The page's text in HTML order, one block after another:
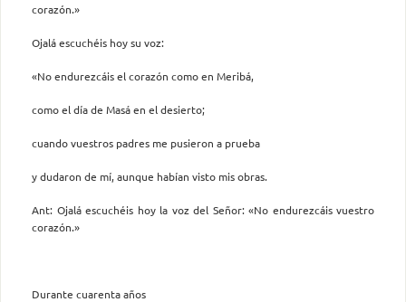
corazón.»
Ojalá escuchéis hoy su voz:
«No endurezcáis el corazón como en Meribá,
como el día de Masá en el desierto;
cuando vuestros padres me pusieron a prueba
y dudaron de mí, aunque habían visto mis obras.
Ant: Ojalá escuchéis hoy la voz del Señor: «No endurezcáis vuestro
corazón.»
Durante cuarenta años